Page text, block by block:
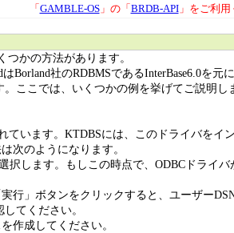
「GAMBLE-OS」の「BRDB-API」をご利用
かの方法があります。
社のRDBMSであるInterBase6.0を
ここでは、いくつかの例を挙げてご説明し
ています。KTDBSには、このドライバをイ
次のようになります。
択します。もしこの時点で、ODBCドラ
行」ボタンをクリックすると、ユーザー
てください。
作成してください。